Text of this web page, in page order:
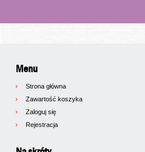
Menu
Strona główna
Zawartość koszyka
Zaloguj się
Rejestracja